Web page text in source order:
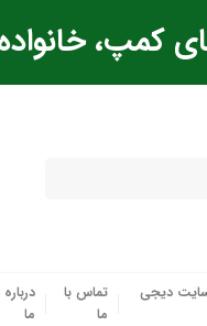
دیجی
تماس با
ما
درباره
ما